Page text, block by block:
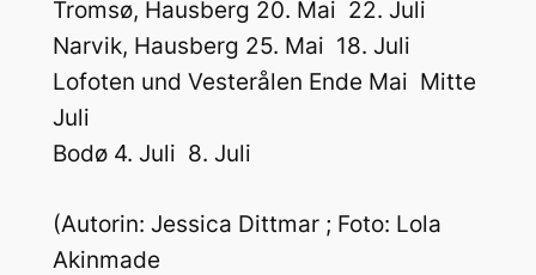
Tromsø, Hausberg 20. Mai  22. Juli
Narvik, Hausberg 25. Mai  18. Juli
Lofoten und Vesterålen Ende Mai  Mitte
Juli
Bodø 4. Juli  8. Juli
(Autorin: Jessica Dittmar ; Foto: Lola
Akinmade